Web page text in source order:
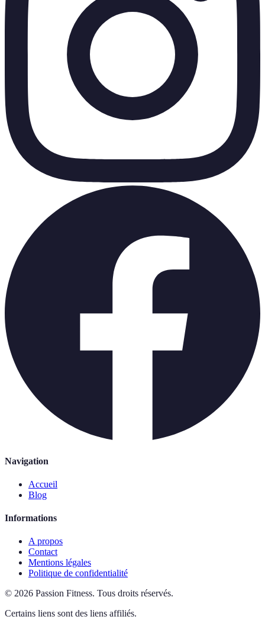
Navigation
Accueil
Blog
Informations
A propos
Contact
Mentions légales
Politique de confidentialité
© 2026 Passion Fitness. Tous droits réservés.
Certains liens sont des liens affiliés.